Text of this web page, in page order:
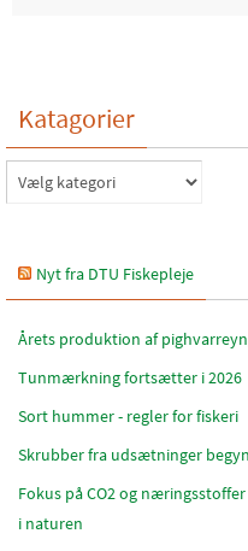
Katagorier
Katagorier
Nyt fra DTU Fiskepleje
Årets produktion af
Tunmærkning fortsætter i 2026
Sort hummer - regler for fiskeri
Skrubber fra udsætninger
Fokus på CO2 og
i naturen